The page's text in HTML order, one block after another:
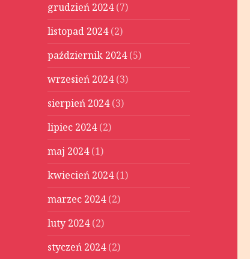
grudzień 2024(7)
listopad 2024(2)
październik 2024(5)
wrzesień 2024(3)
sierpień 2024(3)
lipiec 2024(2)
maj 2024(1)
kwiecień 2024(1)
marzec 2024(2)
luty 2024(2)
styczeń 2024(2)